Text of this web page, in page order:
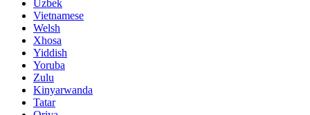
Uzbek
Vietnamese
Welsh
Xhosa
Yiddish
Yoruba
Zulu
Kinyarwanda
Tatar